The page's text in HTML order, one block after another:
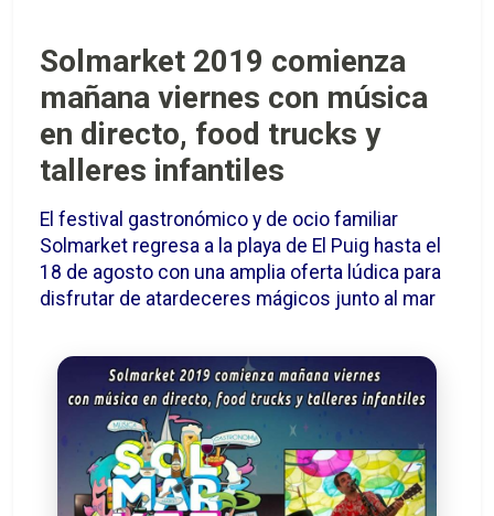
Solmarket 2019 comienza
mañana viernes con música
en directo, food trucks y
talleres infantiles
El festival gastronómico y de ocio familiar
Solmarket regresa a la playa de El Puig hasta el
18 de agosto con una amplia oferta lúdica para
disfrutar de atardeceres mágicos junto al mar